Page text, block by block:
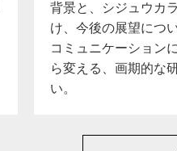
背景と、シジュウカ
け、今後の展望につ
コミュニケーション
ら変える、画期的な
い。